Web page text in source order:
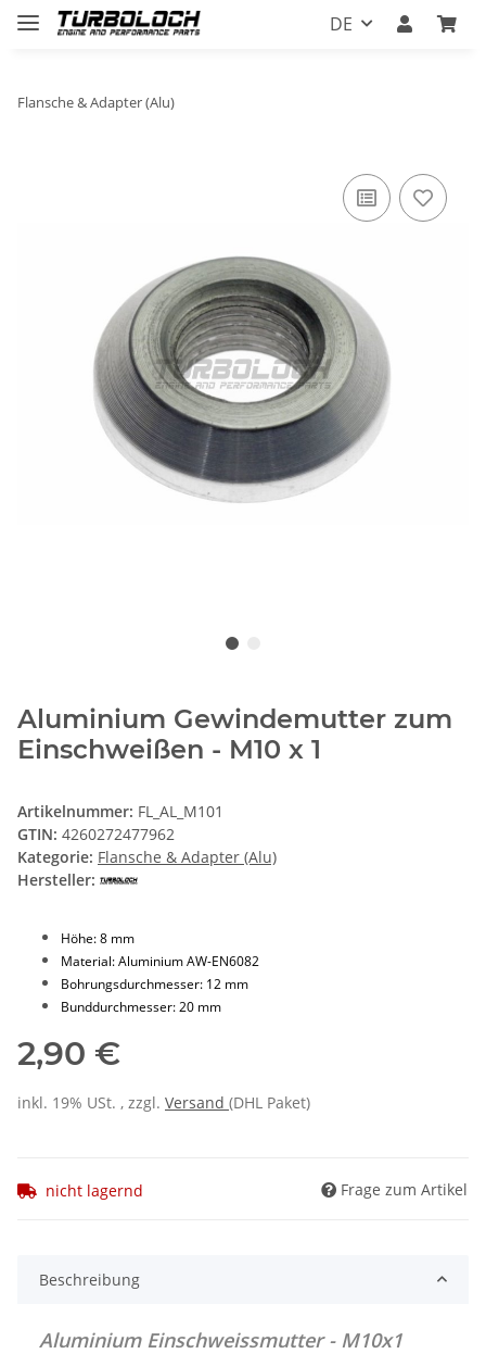
DE
Flansche & Adapter (Alu)
Aluminium Gewindemutter zum
Einschweißen - M10 x 1
Artikelnummer: FL_AL_M101
GTIN: 4260272477962
Kategorie: Flansche & Adapter (Alu)
Hersteller:
Höhe: 8 mm
Material: Aluminium AW-EN6082
Bohrungsdurchmesser: 12 mm
Bunddurchmesser: 20 mm
2,90 €
inkl. 19% USt. , zzgl. Versand (DHL Paket)
nicht lagernd Frage zum Artikel
Beschreibung
Aluminium Einschweissmutter - M10x1